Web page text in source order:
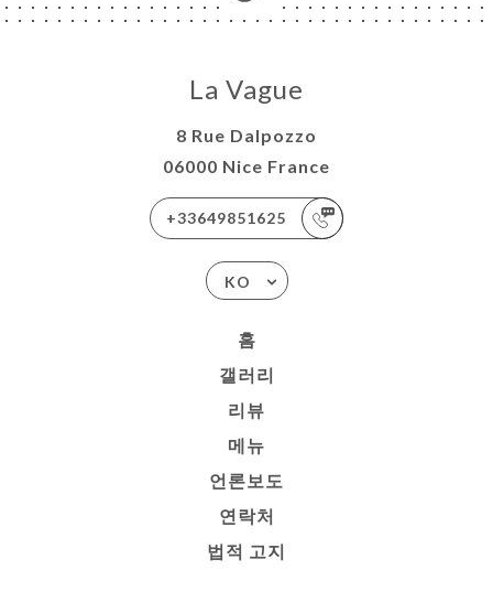
La Vague
8 Rue Dalpozzo
06000 Nice France
+33649851625
KO
홈
갤러리
리뷰
메뉴
언론보도
연락처
법적 고지